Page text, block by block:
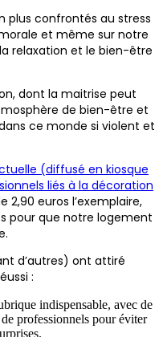
plus confrontés au stress
et même sur notre
relaxation et le bien-être
dont la maitrise peut
de bien-être et
ce monde si violent et
(diffusé en kiosque
liés à la décoration
2,90 euros l’exemplaire,
pour que notre logement
d’autres) ont attiré
:
indispensable, avec de
professionnels pour éviter